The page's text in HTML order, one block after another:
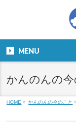
MENU
かんのんの今
HOME » かんのんの今のこと »